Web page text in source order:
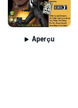
Aperçu